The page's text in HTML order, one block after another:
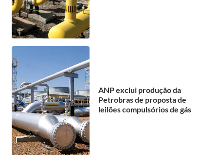
ANP exclui produção da
Petrobras de proposta de
leilões compulsórios de gás